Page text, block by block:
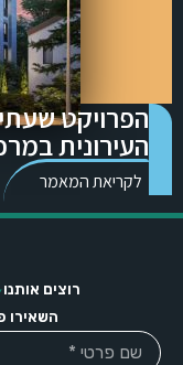
הפרויקט
העירונית
לקריאת המאמר
רוצים אותנו
השאירו